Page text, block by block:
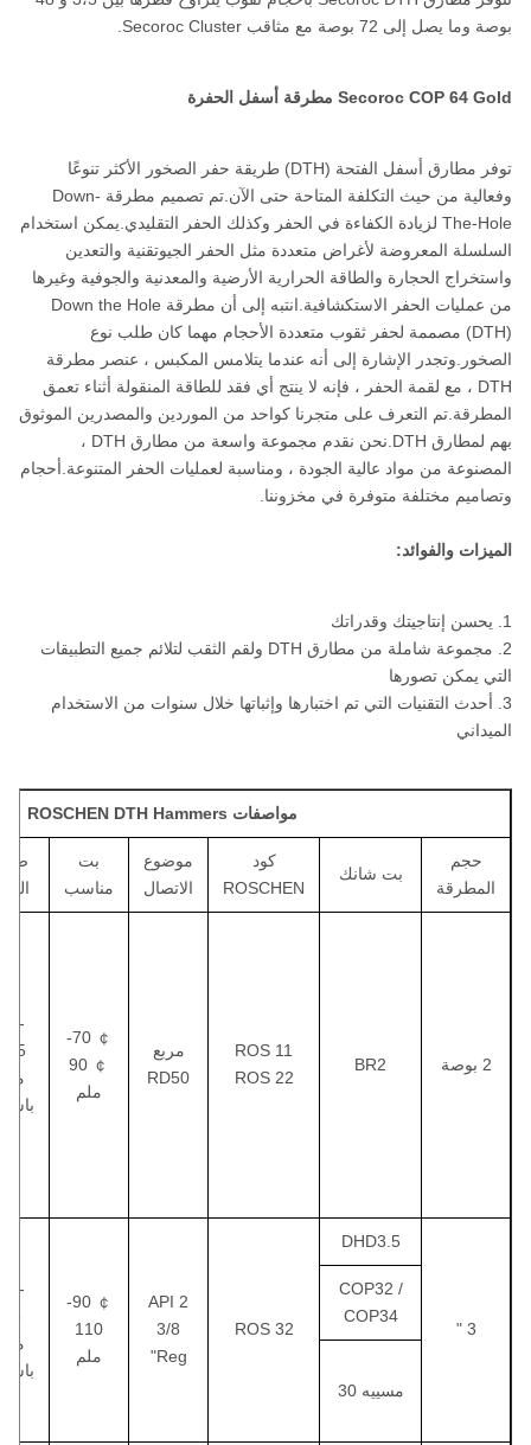
بوصة وما يصل إلى 72 بوصة مع مثاقب Secoroc Cluster.
Secoroc COP 64 Gold مطرقة أسفل الحفرة
توفر مطارق أسفل الفتحة (DTH) طريقة حفر الصخور الأكثر تنوعًا
وفعالية من حيث التكلفة المتاحة حتى الآن.تم تصميم مطرقة Down-
The-Hole لزيادة الكفاءة في الحفر وكذلك الحفر التقليدي.يمكن استخدام
السلسلة المعروضة لأغراض متعددة مثل الحفر الجيوتقنية والتعدين
واستخراج الحجارة والطاقة الحرارية الأرضية والمعدنية والجوفية وغيرها
من عمليات الحفر الاستكشافية.انتبه إلى أن مطرقة Down the Hole
(DTH) مصممة لحفر ثقوب متعددة الأحجام مهما كان طلب نوع
الصخور.وتجدر الإشارة إلى أنه عندما يتلامس المكبس ، عنصر مطرقة
DTH ، مع لقمة الحفر ، فإنه لا ينتج أي فقد للطاقة المنقولة أثناء تعمق
المطرقة.تم التعرف على متجرنا كواحد من الموردين والمصدرين الموثوق
بهم لمطارق DTH.نحن نقدم مجموعة واسعة من مطارق DTH ،
المصنوعة من مواد عالية الجودة ، ومناسبة لعمليات الحفر المتنوعة.أحجام
وتصاميم مختلفة متوفرة في مخزوننا.
الميزات والفوائد:
1. يحسن إنتاجيتك وقدراتك
2. مجموعة شاملة من مطارق DTH ولقم الثقب لتلائم جميع التطبيقات
التي يمكن تصورها
3. أحدث التقنيات التي تم اختبارها وإثباتها خلال سنوات من الاستخدام
الميداني
مواصفات ROSCHEN DTH Hammers
حجم
المطرقة
بت شانك
كود
ROSCHEN
موضوع
الاتصال
بت
مناسب
2 بوصة BR2
ROS 11
ROS 22
مربع
RD50
￠ 70-
￠ 90
ملم
3 "
DHD3.5
ROS 32
API 2
3/8
"Reg
￠ 90-
110
ملم
COP32 /
COP34
مسييه 30